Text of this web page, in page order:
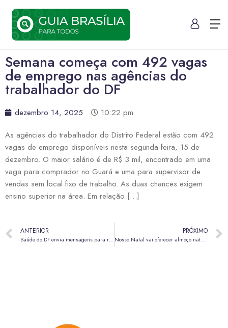
Semana começa com 492 vagas
de emprego nas agências do
trabalhador do DF
dezembro 14, 2025
10:22 pm
As agências do trabalhador do Distrito Federal estão com 492
vagas de emprego disponíveis nesta segunda-feira, 15 de
dezembro. O maior salário é de R$ 3 mil, encontrado em uma
vaga para comprador no Guará e uma para supervisor de
vendas sem local fixo de trabalho. As duas chances exigem
ensino superior na área. Em relação […]
ANTERIOR
Saúde do DF envia mensagens para reforçar imunização de crianças e adolescentes
PRÓXIMO
Nosso Natal vai oferecer almoço natalino por R$ 1 nos restaurantes comunitários